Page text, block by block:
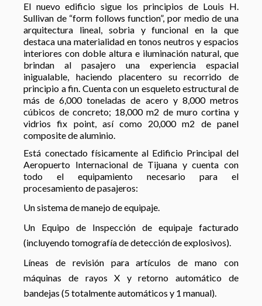
El nuevo edificio sigue los principios de Louis H.
Sullivan de “form follows function”, por medio de una
arquitectura lineal, sobria y funcional en la que
destaca una materialidad en tonos neutros y espacios
interiores con doble altura e iluminación natural, que
brindan al pasajero una experiencia espacial
inigualable, haciendo placentero su recorrido de
principio a fin. Cuenta con un esqueleto estructural de
más de 6,000 toneladas de acero y 8,000 metros
cúbicos de concreto; 18,000 m2 de muro cortina y
vidrios fix point, así como 20,000 m2 de panel
composite de aluminio.
Está conectado físicamente al Edificio Principal del
Aeropuerto Internacional de Tijuana y cuenta con
todo el equipamiento necesario para el
procesamiento de pasajeros:
Un sistema de manejo de equipaje.
Un Equipo de Inspección de equipaje facturado
(incluyendo tomografía de detección de explosivos).
Líneas de revisión para artículos de mano con
máquinas de rayos X y retorno automático de
bandejas (5 totalmente automáticos y 1 manual).